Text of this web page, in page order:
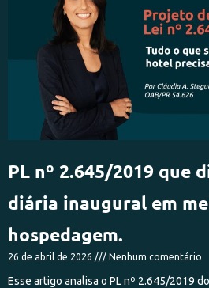
PL nº 2.645/2019 que
diária inaugural em
hospedagem.
26 de abril de 2026 Nenhum comentário
Esse artigo analisa o PL nº 2.645/2019